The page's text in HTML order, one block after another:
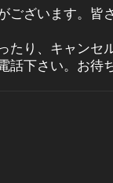
ございます。皆
たり、キャンセ
話下さい。お待